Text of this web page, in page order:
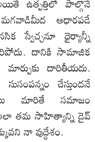
మగవాడిమీద ఆధారపడే
స్వేచ్చనూ ధైర్యాన్నీ
దానికి సామాజిక
మార్పుకు దారితీయదు.
చేస్తుందనే
మారితే సమాజం
తమ సాహిత్యాన్ని డైవ్‌
నా వుద్దేశం.